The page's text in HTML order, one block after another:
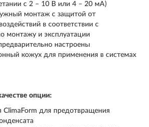
с 2 – 10 В или 4 – 20 мА)
монтаж с защитой от
в соответствии с
монтажу и эксплуатации
настроены
кожух для применения в системах
опции:
ClimaForm для предотвращения